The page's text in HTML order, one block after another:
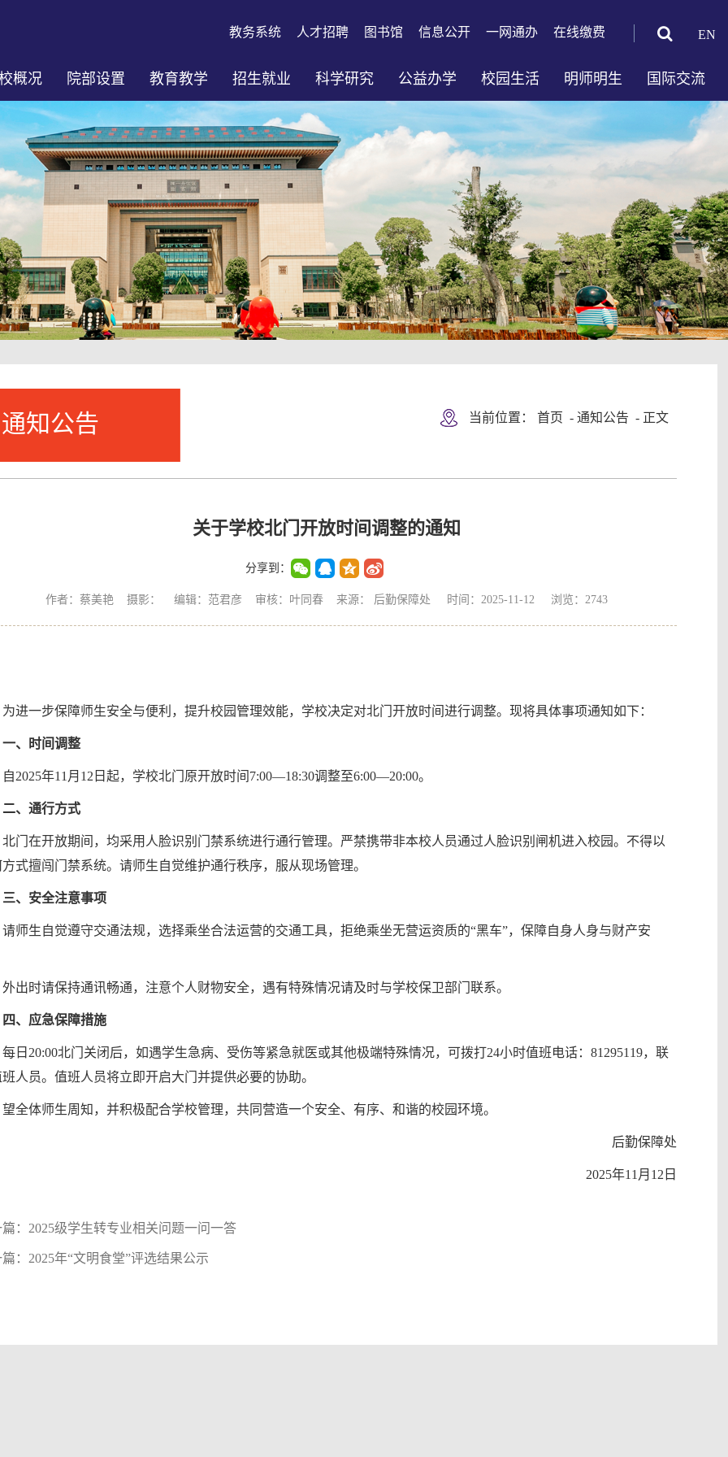
EN
教务系统 人才招聘 图书馆 信息公开 一网通办 在线缴费
概况 院部设置 教育教学 招生就业 科学研究 公益办学 校园生活 明师明生 国际交流
通知公告 当前位置： 首页 - 通知公告 - 正文
关于学校北门开放时间调整的通知
分享到：
作者：蔡美艳 摄影： 编辑：范君彦 审核：叶同春 来源： 后勤保障处 时间：2025-11-12 浏览： 2743
为进一步保障师生安全与便利，提升校园管理效能，学校决定对北门开放时间进行调整。现将具体事项通知如下：
一、时间调整
自2025年11月12日起，学校北门原开放时间7:00—18:30调整至6:00—20:00。
二、通行方式
北门在开放期间，均采用人脸识别门禁系统进行通行管理。严禁携带非本校人员通过人脸识别闸机进入校园。不得以
式擅闯门禁系统。请师生自觉维护通行秩序，服从现场管理。
三、安全注意事项
请师生自觉遵守交通法规，选择乘坐合法运营的交通工具，拒绝乘坐无营运资质的“黑车”，保障自身人身与财产安
外出时请保持通讯畅通，注意个人财物安全，遇有特殊情况请及时与学校保卫部门联系。
四、应急保障措施
每日20:00北门关闭后，如遇学生急病、受伤等紧急就医或其他极端特殊情况，可拨打24小时值班电话：81295119，联
人员。值班人员将立即开启大门并提供必要的协助。
望全体师生周知，并积极配合学校管理，共同营造一个安全、有序、和谐的校园环境。
后勤保障处
2025年11月12日
： 2025级学生转专业相关问题一问一答
： 2025年“文明食堂”评选结果公示